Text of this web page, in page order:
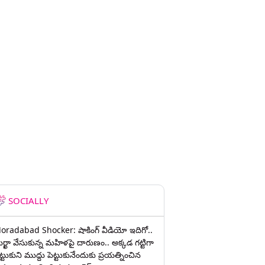
SOCIALLY
Shocker: షాకింగ్ వీడియో ఇదిగో..
వేసుకున్న మహిళపై దారుణం.. అక్కడ గట్టిగా
ముద్దు పెట్టుకునేందుకు ప్రయత్నించిన